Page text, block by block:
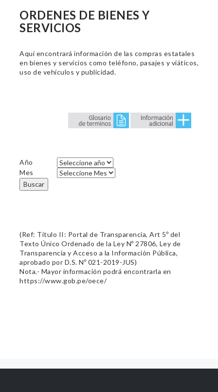
ORDENES DE BIENES Y
SERVICIOS
Aquí encontrará información de las compras estatales
en bienes y servicios como teléfono, pasajes y viáticos,
uso de vehículos y publicidad.
Año
Mes
Buscar
(Ref: Título II: Portal de Transparencia, Art 5º del
Texto Único Ordenado de la Ley Nº 27806, Ley de
Transparencia y Acceso a la Información Pública,
aprobado por D.S. Nº 021-2019-JUS)
Nota.- Mayor información podrá encontrarla en
https://www.gob.pe/oece/